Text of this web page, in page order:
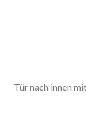
Tür nach innen